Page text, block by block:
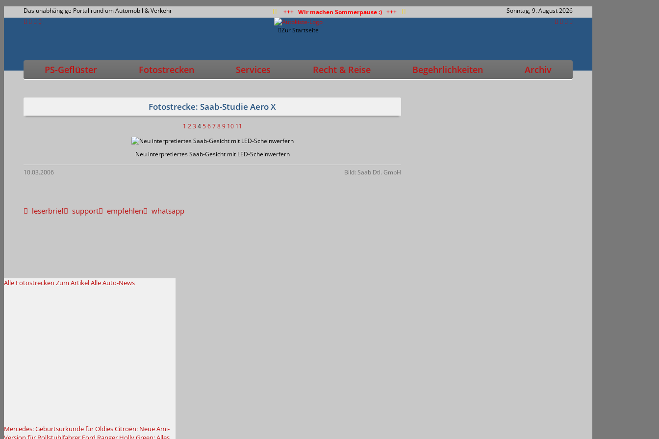
Das unabhängige Portal rund um Automobil & Verkehr +++ Wir machen Sommerpause :) +++ Sonntag, 9. August 2026
Zur Startseite
PS-Geflüster Fotostrecken Services Recht & Reise Begehrlichkeiten Archiv
Fotostrecke: Saab-Studie Aero X
1 2 3 4 5 6 7 8 9 10 11
Neu interpretiertes Saab-Gesicht mit LED-Scheinwerfern
10.03.2006 Bild: Saab Dtl. GmbH
leserbrief support empfehlen whatsapp
Alle Fotostrecken Zum ArtikelAlle Auto-News
Mercedes: Geburtsurkunde für OldiesCitroën: Neue Ami-